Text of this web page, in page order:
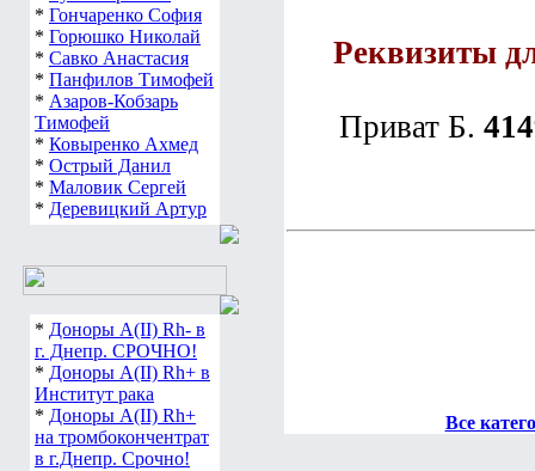
* Рубан Ярослав
* Гончаренко София
* Горюшко Николай
* Савко Анастасия
* Панфилов Тимофей
*Азаров-Кобзарь
Тимофей
* Ковыренко Ахмед
* Острый Данил
* Маловик Сергей
* Доноры А(ІІ) Rh- в
г. Днепр. СРОЧНО!
*Доноры А(ІІ) Rh+ в
Институт рака
*Доноры А(ІІ) Rh+
на тромбокончентрат
Реквизиты
Приват Б.
Все